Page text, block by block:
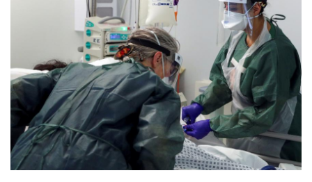
coronavirus-
britain-
longterm.jpg